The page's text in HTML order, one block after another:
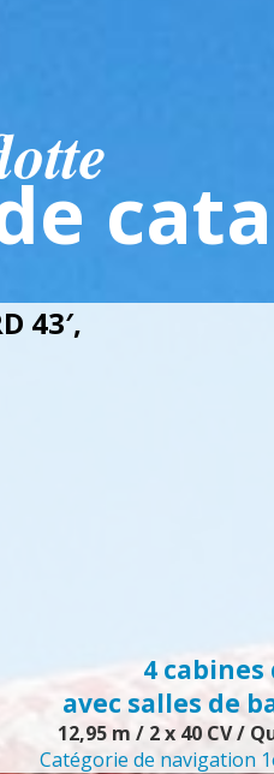
43′,
4
avec salles de
12,95 m / 2 x 40 CV /
Catégorie de navigation